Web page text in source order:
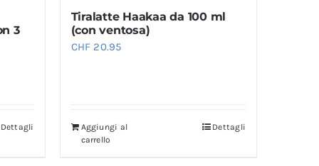
3
Dettagli
Tiralatte Haakaa da 100 ml
(con ventosa)
CHF 20.95
Aggiungi al
carrello
Dettagli